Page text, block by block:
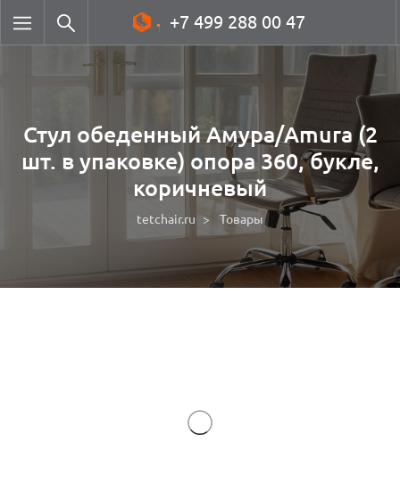
+7 499 288 00 47
Стул обеденный Амура/Amura (2
шт. в упаковке) опора 360, букле,
коричневый
tetchair.ru Товары